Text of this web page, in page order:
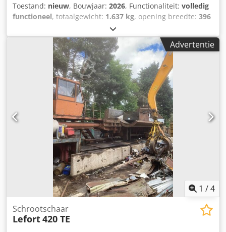
Toestand: nieuw, Bouwjaar: 2026, Functionaliteit: volledig
functioneel, totaalgewicht: 1.637 kg, opening breedte: 396
912 mm, totale lengte:
totale hoogte:1.598 mm, snijkracht:120 t, Alligator-schaar
JMC 800 HD met hydraulische kleminrichting De Alligator-
schaar 800HD is een snelle en krachtige metaalschaar met
een hydraulische kleminrichting, die ideaal is voor alle
snij- en reinigingswerkzaamheden. Crodpfjzp Hfiex Ah Aef
• 813 mm lang mes voor grote stukken schroot • 120 ton
knipkracht voor krachtige snijprestaties • Ideaal voor
autokoelelementen, radiatoren en gemengd schroot •
Besturing voor herhaalde individuele sneden voor een
efficiënte werking • Robuuste McIntyre-constructie voor
een lange levensduur
Advertentie
1 /4
Schrootschaar
Lefort420 TE